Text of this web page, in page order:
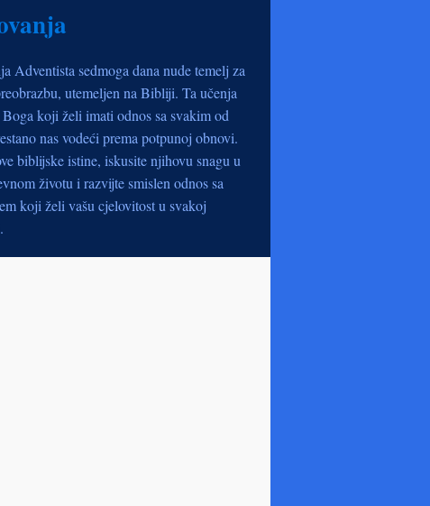
Adventista sedmoga dana nude temelj za
utemeljen na Bibliji. Ta učenja
koji želi imati odnos sa svakim od
nas vodeći prema potpunoj obnovi.
biblijske istine, iskusite njihovu snagu u
životu i razvijte smislen odnos sa
koji želi vašu cjelovitost u svakoj